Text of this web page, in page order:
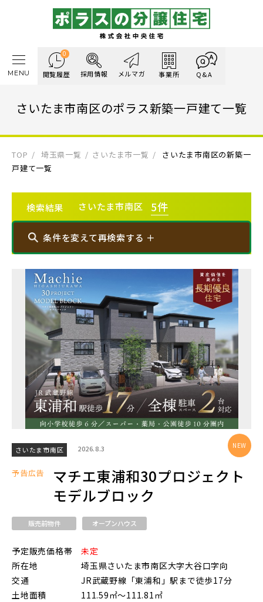
0
閲覧履歴 採用情報 メルマガ 事業所 Q&A
MENU
さいたま市南区のポラス新築一戸建て一覧
TOP 埼玉県一覧 さいたま市一覧
さいたま市南区の新築一
戸建て一覧
検索結果 さいたま市南区 5件
条件を変えて再検索する ＋
エリアから探す
埼玉・中央エリア(50)
さいたま市(19)
さいたま市西区(4)
さいたま市北区(2)
さいたま市大宮区(0)
さいたま市見沼区(5)
さいたま市浦和区(0)
さいたま市緑区(1)
さいたま市岩槻区(0)
朝霞市(1)
志木市(0)
和光市(1)
桶川市(2)
久喜市(1)
さいたま市南区 2026.8.3
予告広告
マチエ東浦和30プロジェクト
モデルブロック
販売前物件 オープンハウス
予定販売価格帯
未定
所在地
埼玉県さいたま市南区大字大谷口字向
交通
JR武蔵野線「東浦和」駅まで徒歩17分
土地面積
111.59㎡～111.81㎡